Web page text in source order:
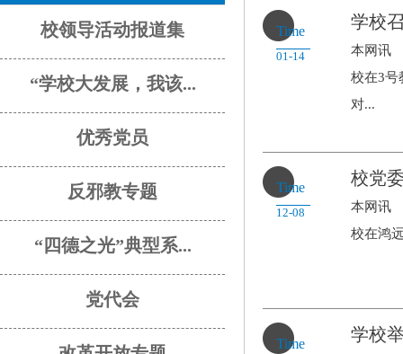
校领导活动报道集
“学校大发展，我该...
优秀党员
反邪教专题
“四德之光”典型系...
党代会
Time
01-14
学校
本网讯
校在3号
对...
Time
12-08
校党
本网讯
校在鸿
Time 学校